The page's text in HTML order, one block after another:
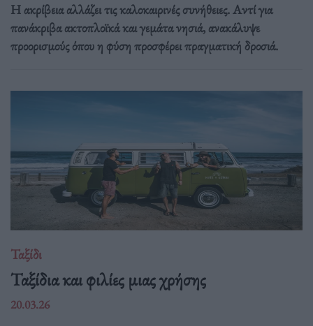
Η ακρίβεια αλλάζει τις καλοκαιρινές συνήθειες. Αντί για
πανάκριβα ακτοπλοϊκά και γεμάτα νησιά, ανακάλυψε
προορισμούς όπου η φύση προσφέρει πραγματική δροσιά.
Ταξίδι
Ταξίδια και φιλίες μιας χρήσης
20.03.26